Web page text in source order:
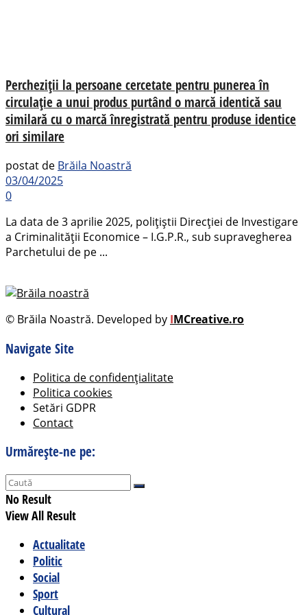
Percheziții la persoane cercetate pentru punerea în
circulație a unui produs purtând o marcă identică sau
similară cu o marcă înregistrată pentru produse identice
ori similare
postat de Brăila Noastră
03/04/2025
0
La data de 3 aprilie 2025, polițiștii Direcției de Investigare
a Criminalității Economice – I.G.P.R., sub supravegherea
Parchetului de pe ...
© Brăila Noastră. Developed by IMCreative.ro
Navigate Site
Politica de confidențialitate
Politica cookies
Setări GDPR
Contact
Urmărește-ne pe:
No Result
View All Result
Actualitate
Politic
Social
Sport
Cultural